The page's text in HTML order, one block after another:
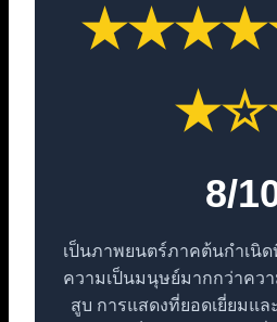
8/
เป็นภาพยนตร์ภาคต้นกำเนิด
ความเป็นมนุษย์มากกว่าคว
สูบ การแสดงที่ยอดเยี่ยมแล